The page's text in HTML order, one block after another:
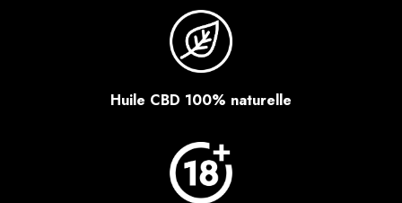
Huile CBD 100% naturelle